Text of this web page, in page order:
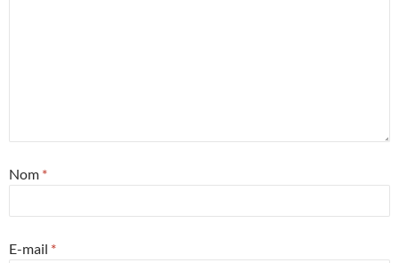
Nom *
E-mail *